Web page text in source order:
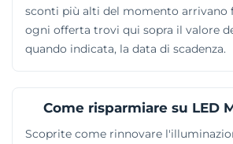
sconti più alti del momento arrivano
ogni offerta trovi qui sopra il valore
quando indicata, la data di scadenza.
Come risparmiare su LED
Scoprite come rinnovare